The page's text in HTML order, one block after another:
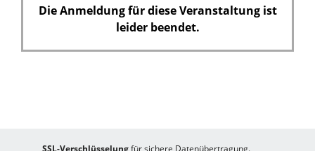
Die Anmeldung für diese Veranstaltung ist
leider beendet.